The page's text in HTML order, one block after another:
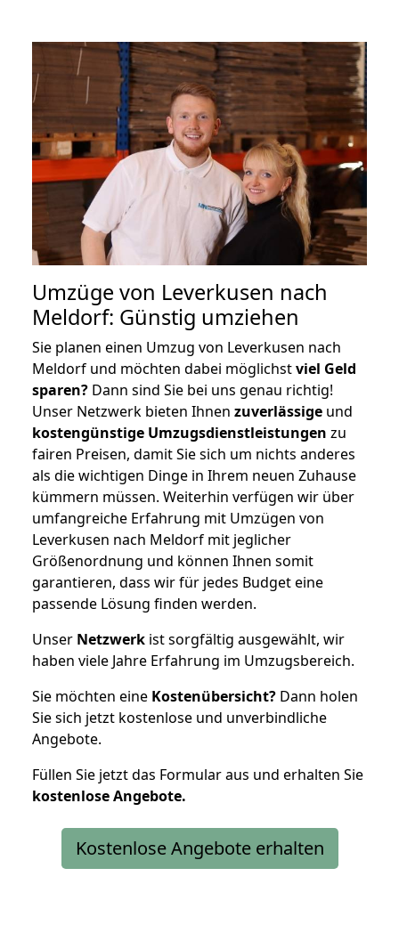
Umzüge von Leverkusen nach
Meldorf: Günstig umziehen
Sie planen einen Umzug von Leverkusen nach
Meldorf und möchten dabei möglichstviel Geld
sparen? Dann sind Sie bei uns genau richtig!
Unser Netzwerk bieten Ihnen zuverlässige und
kostengünstige Umzugsdienstleistungen zu
fairen Preisen, damit Sie sich um nichts anderes
als die wichtigen Dinge in Ihrem neuen Zuhause
kümmern müssen. Weiterhin verfügen wir über
umfangreiche Erfahrung mit Umzügen von
Leverkusen nach Meldorf mit jeglicher
Größenordnung und können Ihnen somit
garantieren, dass wir für jedes Budget eine
passende Lösung finden werden.
Unser Netzwerk ist sorgfältig ausgewählt, wir
haben viele Jahre Erfahrung im Umzugsbereich.
Sie möchten eine Kostenübersicht? Dann holen
Sie sich jetzt kostenlose und unverbindliche
Angebote.
Füllen Sie jetzt das Formular aus und erhalten Sie
kostenloseAngebote.
Kostenlose Angebote erhalten